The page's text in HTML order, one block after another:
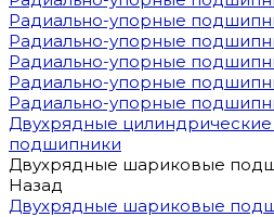
Радиально-упорные
Радиально-упорные
Радиально-упорные
Радиально-упорные
Радиально-упорные
Двухрядные
подшипники
Двухрядные шариковые
Назад
Двухрядные шариковые